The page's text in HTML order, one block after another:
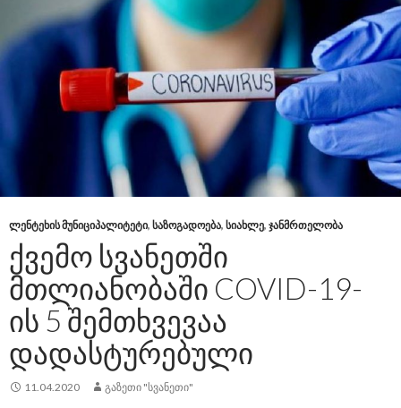
ᲚᲔᲜᲢᲔᲮᲘᲡ ᲛᲣᲜᲘᲪᲘᲞᲐᲚᲘᲢᲔᲢᲘ, ᲡᲐᲖᲝᲒᲐᲓᲝᲔᲑᲐ, ᲡᲘᲐᲮᲚᲔ, ᲯᲐᲜᲛᲠᲗᲔᲚᲝᲑᲐ
ᲥᲕᲔᲛᲝ ᲡᲕᲐᲜᲔᲗᲨᲘ
ᲛᲗᲚᲘᲐᲜᲝᲑᲐᲨᲘ COVID-19-
ᲘᲡ 5 ᲨᲔᲛᲗᲮᲕᲔᲕᲐᲐ
ᲓᲐᲓᲐᲡᲢᲣᲠᲔᲑᲣᲚᲘ
11.04.2020 ᲒᲐᲖᲔᲗᲘ "ᲡᲕᲐᲜᲔᲗᲘ"